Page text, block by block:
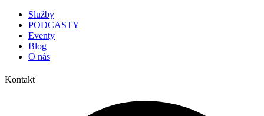
Služby
PODCASTY
Eventy
Blog
O nás
Kontakt